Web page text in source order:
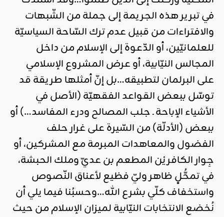
في تبرير هذه الجريمة إلى جملة من الشّبهات
والافتراءات من قبيل عدم ترك السّاحة السياسيّة
للعلمانيّين، أو الدّعوة إلى الإسلام من داخل
المجالس النيّابية، أو عرض المشروع الإسلامي
على البرلمان لتطبيقه…بل إنّ أمثلها طريقة قد
توسّل ببعض القواعد الفقهيّة (الأصل في
الأشياء الإباحة ـ جلب المصالح ودرء المفاسد…) أو
ببعض (الأدلّة) من السّيرة على غرار حلف
الفضول والمعاهدات المبرمة مع المشركين، أو
جِوار الكافريْن المطعم بن عديّ وملك الحبشة،
في تمحُّلٍ ظاهر وليّ فظيع لأعناق النّصوص
واستخفاف كلّي بشرع الله…وحسبُنا فيما يلي أن
نُخضع الانتخابات النيّابية لميزان الإسلام من حيث